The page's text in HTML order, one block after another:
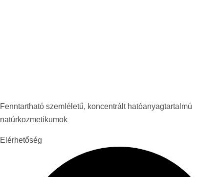
Fenntartható szemléletű, koncentrált hatóanyagtartalmú
natúrkozmetikumok
Elérhetőség